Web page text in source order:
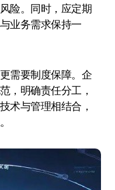
险。同时，应定期
业务需求保持一
需要制度保障。企
，明确责任分工，
术与管理相结合，